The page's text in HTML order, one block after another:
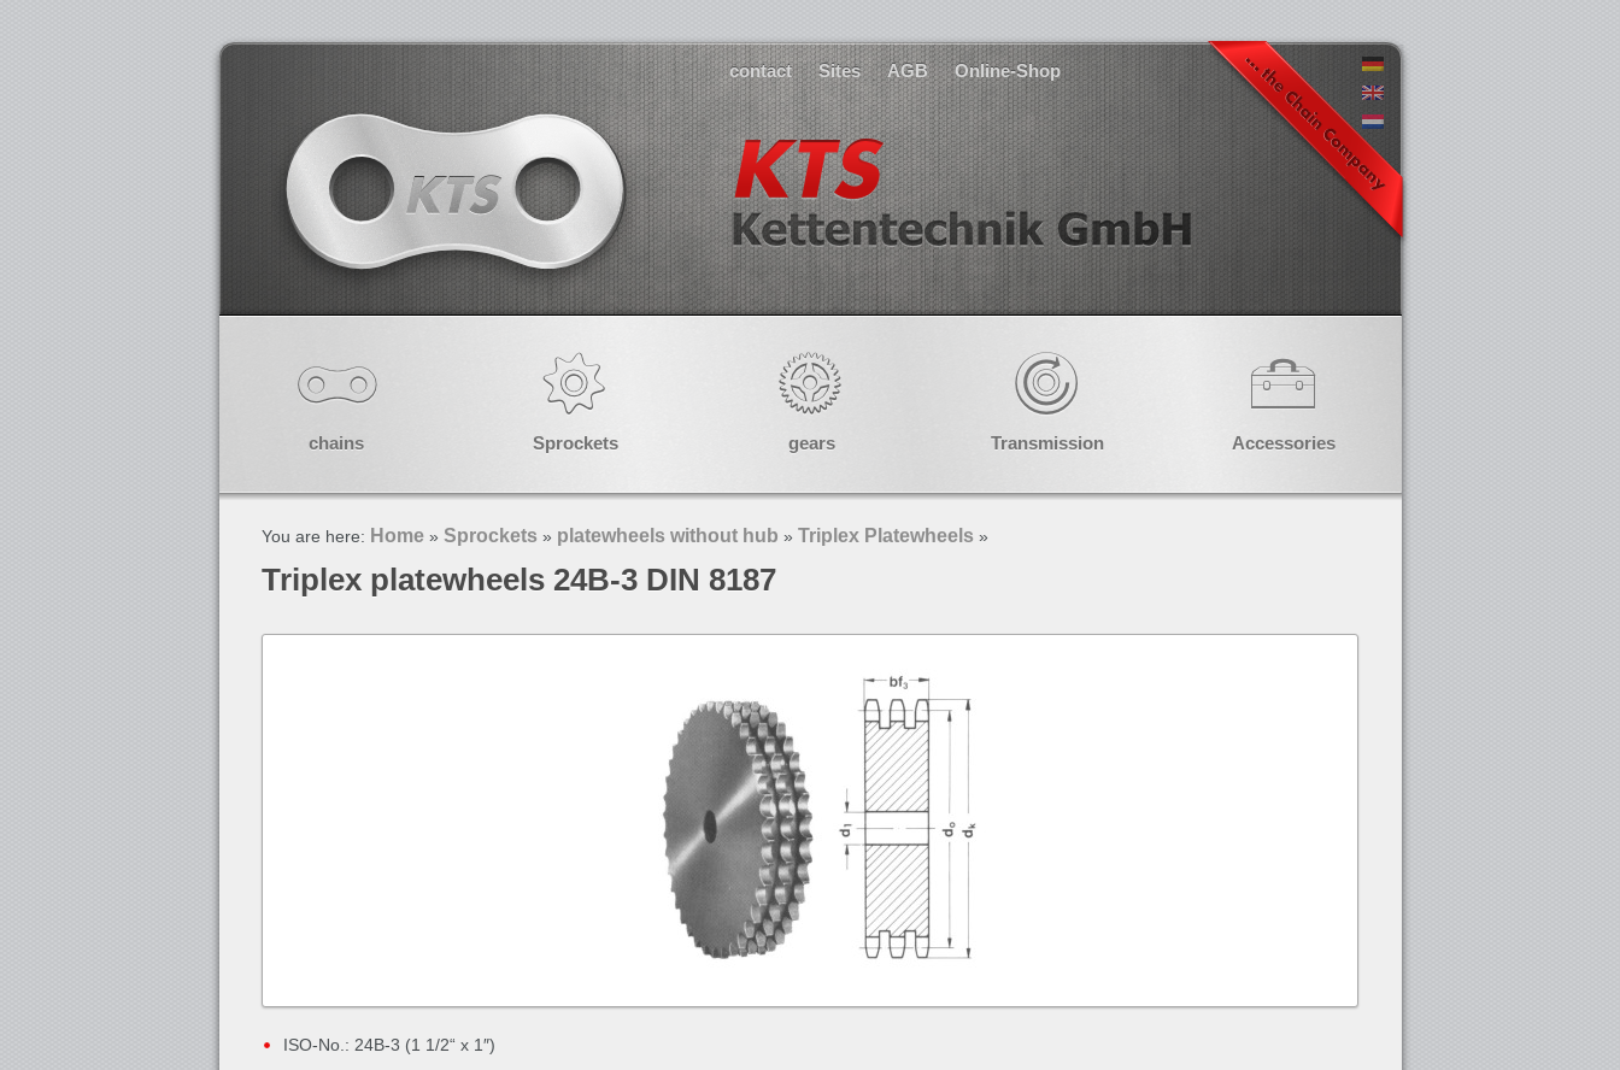
contact Sites AGB Online-Shop
chains Sprockets gears Transmission Accessories
You are here: Home » Sprockets » platewheels without hub » Triplex Platewheels »
Triplex platewheels 24B-3 DIN 8187
ISO-No.: 24B-3 (1 1/2“ x 1″)